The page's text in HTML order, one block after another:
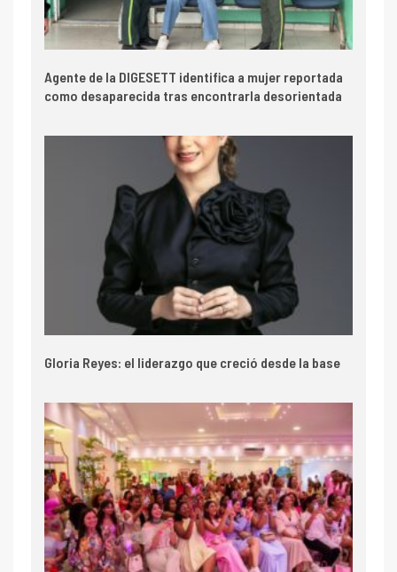
Agente de la DIGESETT identifica a mujer reportada
como desaparecida tras encontrarla desorientada
Gloria Reyes: el liderazgo que creció desde la base